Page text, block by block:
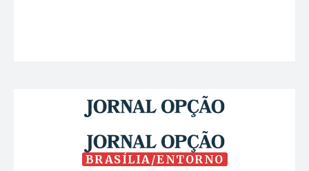
BRASÍLIA/ENTORNO